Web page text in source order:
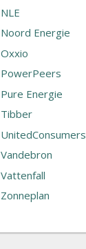
NLE
Noord Energie
Oxxio
PowerPeers
Pure Energie
Tibber
UnitedConsumers
Vandebron
Vattenfall
Zonneplan